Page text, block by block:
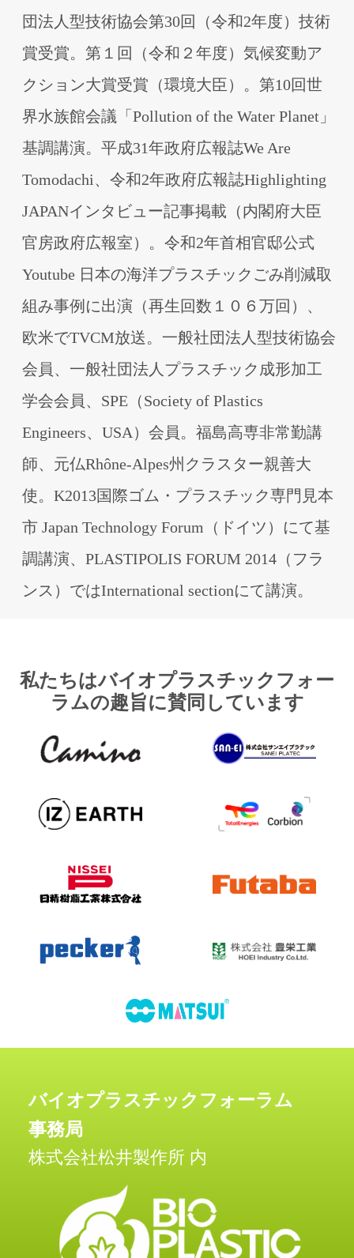
団法⼈型技術協会第30回（令和2年度）技術
賞受賞。第１回（令和２年度）気候変動ア
クション⼤賞受賞（環境⼤⾂）。第10回世
界⽔族館会議「Pollution of the Water Planet」
基調講演。平成31年政府広報誌We Are
Tomodachi、令和2年政府広報誌Highlighting
JAPANインタビュー記事掲載（内閣府⼤⾂
官房政府広報室）。令和2年⾸相官邸公式
Youtube ⽇本の海洋プラスチックごみ削減取
組み事例に出演（再⽣回数１０６万回）、
欧⽶でTVCM放送。⼀般社団法⼈型技術協会
会員、⼀般社団法⼈プラスチック成形加⼯
学会会員、SPE（Society of Plastics
Engineers、USA）会員。福島⾼専⾮常勤講
師、元仏Rhône-Alpes州クラスター親善⼤
使。K2013国際ゴム・プラスチック専⾨⾒本
市 Japan Technology Forum（ドイツ）にて基
調講演、PLASTIPOLIS FORUM 2014（フラ
ンス）ではInternational sectionにて講演。
私たちはバイオプラスチックフォー
ラムの趣旨に賛同しています
バイオプラスチックフォーラム
事務局
株式会社松井製作所 内